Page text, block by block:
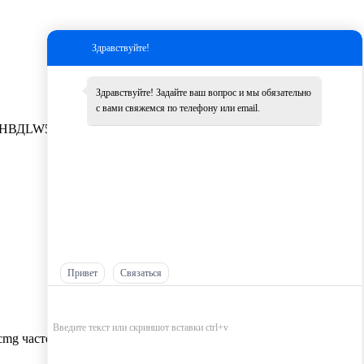
LW500K
Другие
Здравствуйте!
Здравствуйте! Задайте ваш вопрос и мы обязательно
с вами свяжемся по телефону или email.
Привет Связаться
частей оптом，